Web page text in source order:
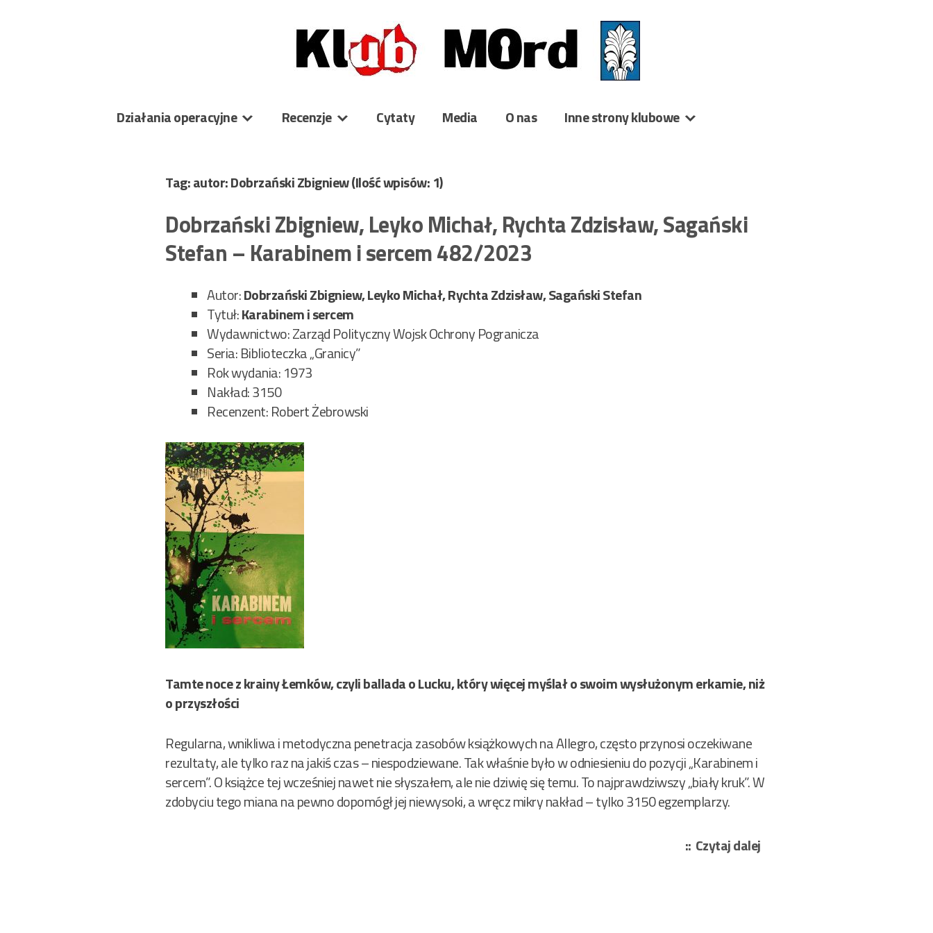
Działania operacyjne Recenzje Cytaty Media O nas Inne strony klubowe
Tag: autor: Dobrzański Zbigniew(Ilość wpisów: 1)
Dobrzański Zbigniew, Leyko Michał, Rychta Zdzisław, Sagański
Stefan – Karabinem i sercem 482/2023
Autor:Dobrzański Zbigniew, Leyko Michał, Rychta Zdzisław, Sagański Stefan
Tytuł:Karabinem i sercem
Wydawnictwo: Zarząd Polityczny Wojsk Ochrony Pogranicza
Seria: Biblioteczka „Granicy”
Rok wydania: 1973
Nakład: 3150
Recenzent: Robert Żebrowski
Tamte noce z krainy Łemków, czyli ballada o Lucku, który więcej myślał o swoim wysłużonym erkamie, niż
o przyszłości
Regularna, wnikliwa i metodyczna penetracja zasobów książkowych na Allegro, często przynosi oczekiwane
rezultaty, ale tylko raz na jakiś czas – niespodziewane. Tak właśnie było w odniesieniu do pozycji „Karabinem i
sercem”. O książce tej wcześniej nawet nie słyszałem, ale nie dziwię się temu. To najprawdziwszy „biały kruk”. W
zdobyciu tego miana na pewno dopomógł jej niewysoki, a wręcz mikry nakład – tylko 3150 egzemplarzy.
Czytaj dalej„Dobrzański